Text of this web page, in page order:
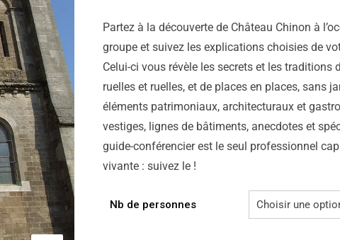
Partez à la découverte de Château Chinon à
groupe et suivez les explications choisies de
Celui-ci vous révèle les secrets et les traditions
ruelles et ruelles, et de places en places, sans
éléments patrimoniaux, architecturaux et
vestiges, lignes de bâtiments, anecdotes et
guide-conférencier est le seul professionnel
vivante : suivez le !
Nb de personnes